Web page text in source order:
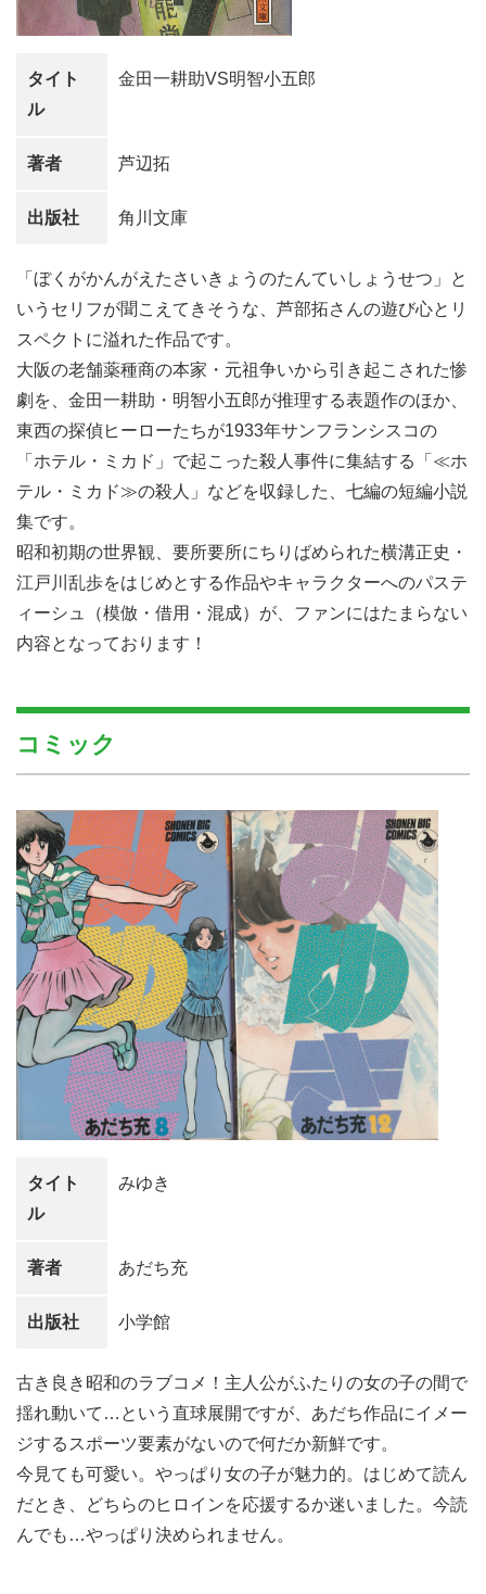
タイト
ル
金田一耕助VS明智小五郎
著者 芦辺拓
出版社 角川文庫
「ぼくがかんがえたさいきょうのたんていしょうせつ」と
いうセリフが聞こえてきそうな、芦部拓さんの遊び心とリ
スペクトに溢れた作品です。
大阪の老舗薬種商の本家・元祖争いから引き起こされた惨
劇を、金田一耕助・明智小五郎が推理する表題作のほか、
東西の探偵ヒーローたちが1933年サンフランシスコの
「ホテル・ミカド」で起こった殺人事件に集結する「≪ホ
テル・ミカド≫の殺人」などを収録した、七編の短編小説
集です。
昭和初期の世界観、要所要所にちりばめられた横溝正史・
江戸川乱歩をはじめとする作品やキャラクターへのパステ
ィーシュ（模倣・借用・混成）が、ファンにはたまらない
内容となっております！
コミック
タイト
ル
みゆき
著者 あだち充
出版社 小学館
古き良き昭和のラブコメ！主人公がふたりの女の子の間で
揺れ動いて…という直球展開ですが、あだち作品にイメー
ジするスポーツ要素がないので何だか新鮮です。
今見ても可愛い。やっぱり女の子が魅力的。はじめて読ん
だとき、どちらのヒロインを応援するか迷いました。今読
んでも…やっぱり決められません。